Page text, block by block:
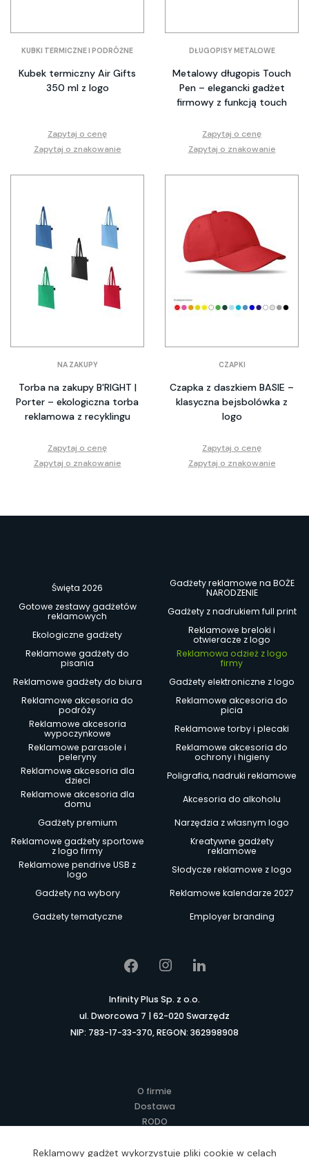
KUBKI TERMICZNE I PODRÓŻNE
Kubek termiczny Air Gifts
350 ml z logo
Zapytaj o cenę
Zapytaj o znakowanie
DŁUGOPISY METALOWE
Metalowy długopis Touch
Pen – elegancki gadżet
firmowy z funkcją touch
Zapytaj o cenę
Zapytaj o znakowanie
NA ZAKUPY
Torba na zakupy B'RIGHT |
Porter – ekologiczna torba
reklamowa z recyklingu
Zapytaj o cenę
Zapytaj o znakowanie
CZAPKI
Czapka z daszkiem BASIE –
klasyczna bejsbolówka z
logo
Zapytaj o cenę
Zapytaj o znakowanie
Święta 2026
Gadżety reklamowe na BOŻE
NARODZENIE
Gotowe zestawy gadżetów
reklamowych
Gadżety z nadrukiem full print
Ekologiczne gadżety
Reklamowe breloki i
otwieracze z logo
Reklamowe gadżety do
pisania
Reklamowa odzież z logo
firmy
Reklamowe gadżety do biura
Gadżety elektroniczne z logo
Reklamowe akcesoria do
podróży
Reklamowe akcesoria do
picia
Reklamowe akcesoria
wypoczynkowe
Reklamowe torby i plecaki
Reklamowe parasole i
peleryny
Reklamowe akcesoria do
ochrony i higieny
Reklamowe akcesoria dla
dzieci
Poligrafia, nadruki reklamowe
Reklamowe akcesoria dla
domu
Akcesoria do alkoholu
Gadżety premium
Narzędzia z własnym logo
Reklamowe gadżety sportowe
z logo firmy
Kreatywne gadżety
reklamowe
Reklamowe pendrive USB z
logo
Słodycze reklamowe z logo
Gadżety na wybory
Reklamowe kalendarze 2027
Gadżety tematyczne
Employer branding
Infinity Plus Sp. z o.o.
ul. Dworcowa 7 | 62-020 Swarzędz
NIP: 783-17-33-370, REGON: 362998908
O firmie
Dostawa
RODO
Regulamin
Reklamowy gadżet wykorzystuje pliki cookie w celach